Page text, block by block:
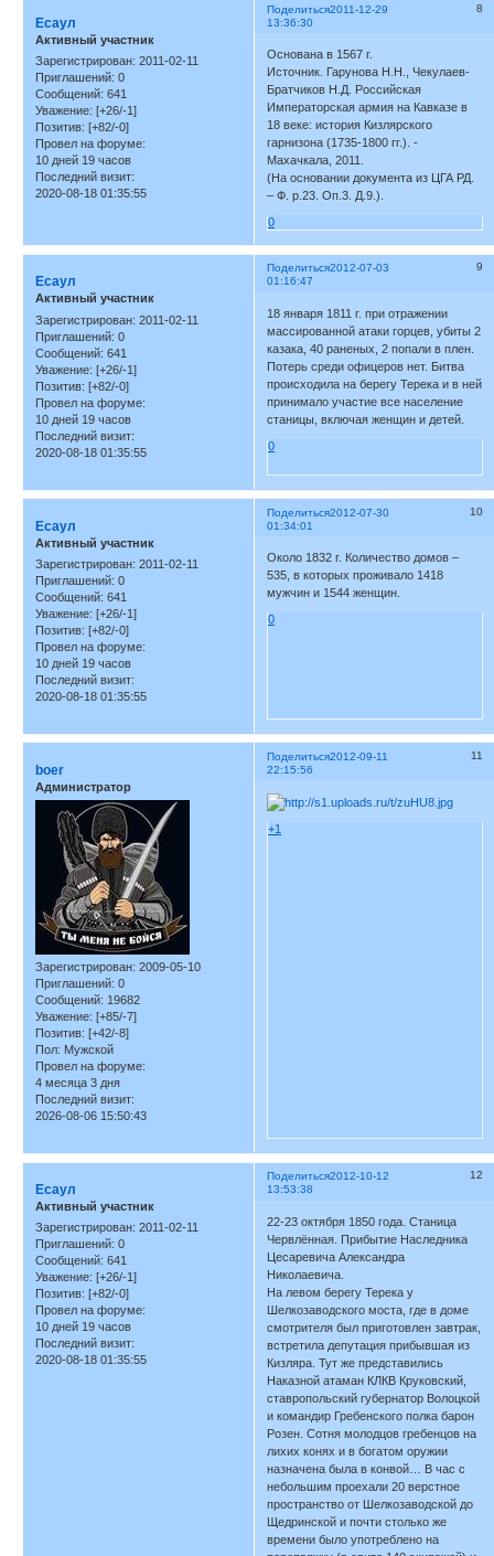
Поделиться 8
2011-12-29
13:36:30
Есаул
Активный участник
Зарегистрирован: 2011-02-11
Приглашений: 0
Сообщений: 641
Уважение: [+26/-1]
Позитив: [+82/-0]
Провел на форуме:
10 дней 19 часов
Последний визит:
2020-08-18 01:35:55
Основана в 1567 г.
Источник. Гарунова Н.Н., Чекулаев-
Братчиков Н.Д. Российская
Императорская армия на Кавказе в
18 веке: история Кизлярского
гарнизона (1735-1800 гг.). -
Махачкала, 2011.
(На основании документа из ЦГА РД.
– Ф. р.23. Оп.3. Д.9.).
0
Поделиться 9
2012-07-03
01:16:47
Есаул
Активный участник
Зарегистрирован: 2011-02-11
Приглашений: 0
Сообщений: 641
Уважение: [+26/-1]
Позитив: [+82/-0]
Провел на форуме:
10 дней 19 часов
Последний визит:
2020-08-18 01:35:55
18 января 1811 г. при отражении
массированной атаки горцев, убиты 2
казака, 40 раненых, 2 попали в плен.
Потерь среди офицеров нет. Битва
происходила на берегу Терека и в ней
принимало участие все население
станицы, включая женщин и детей.
0
Поделиться 10
2012-07-30
01:34:01
Есаул
Активный участник
Зарегистрирован: 2011-02-11
Приглашений: 0
Сообщений: 641
Уважение: [+26/-1]
Позитив: [+82/-0]
Провел на форуме:
10 дней 19 часов
Последний визит:
2020-08-18 01:35:55
Около 1832 г. Количество домов –
535, в которых проживало 1418
мужчин и 1544 женщин.
0
Поделиться 11
2012-09-11
22:15:56
boer
Администратор
Зарегистрирован: 2009-05-10
Приглашений: 0
Сообщений: 19682
Уважение: [+85/-7]
Позитив: [+42/-8]
Пол: Мужской
Провел на форуме:
4 месяца 3 дня
Последний визит:
2026-08-06 15:50:43
+1
Поделиться 12
2012-10-12
13:53:38
Есаул
Активный участник
Зарегистрирован: 2011-02-11
Приглашений: 0
Сообщений: 641
Уважение: [+26/-1]
Позитив: [+82/-0]
Провел на форуме:
10 дней 19 часов
Последний визит:
2020-08-18 01:35:55
22-23 октября 1850 года. Станица
Червлённая. Прибытие Наследника
Цесаревича Александра
Николаевича.
На левом берегу Терека у
Шелкозаводского моста, где в доме
смотрителя был приготовлен завтрак,
встретила депутация прибывшая из
Кизляра. Тут же представились
Наказной атаман КЛКВ Круковский,
ставропольский губернатор Волоцкой
и командир Гребенского полка барон
Розен. Сотня молодцов гребенцов на
лихих конях и в богатом оружии
назначена была в конвой… В час с
небольшим проехали 20 верстное
пространство от Шелкозаводской до
Щедринской и почти столько же
времени было употреблено на